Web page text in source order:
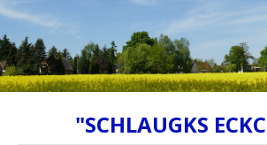
"SCHLAUGKS